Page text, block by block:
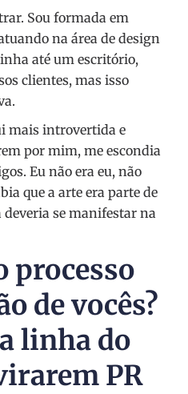
Sou formada em
na área de design
até um escritório,
clientes, mas isso
mais introvertida e
por mim, me escondia
Eu não era eu, não
que a arte era parte de
se manifestar na
processo
de vocês?
linha do
PR